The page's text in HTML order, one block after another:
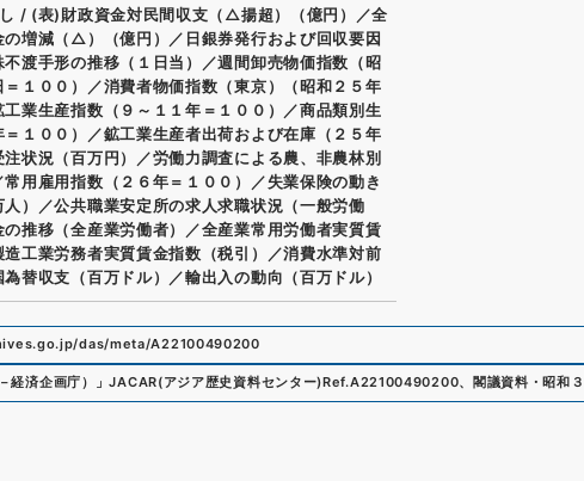
/ (表)財政資金対民間収支（△揚超）（億円）／全
の増減（△）（億円）／日銀券発行および回収要因
不渡手形の推移（１日当）／週間卸売物価指数（昭
１００）／消費者物価指数（東京）（昭和２５年
工業生産指数（９～１１年＝１００）／商品類別生
１００）／鉱工業生産者出荷および在庫（２５年
注状況（百万円）／労働力調査による農、非農林別
用雇用指数（２６年＝１００）／失業保険の動き
人）／公共職業安定所の求人求職状況（一般労働
推移（全産業労働者）／全産業常用労働者実質賃
工業労務者実質賃金指数（税引）／消費水準対前
替収支（百万ドル）／輸出入の動向（百万ドル）
das/meta/A22100490200
経済企画庁） 」JACAR(アジア歴史資料センター)Ref.A22100490200、 閣議資料・昭和